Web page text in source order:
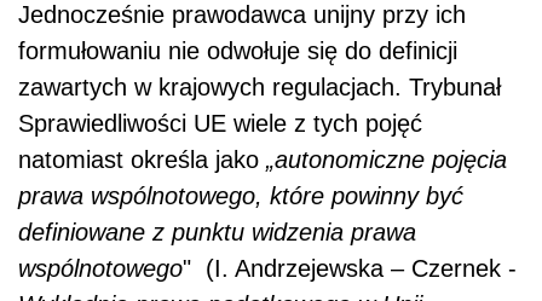
Jednocześnie prawodawca unijny przy ich
formułowaniu nie odwołuje się do definicji
zawartych w krajowych regulacjach. Trybunał
Sprawiedliwości UE wiele z tych pojęć
natomiast określa jako „autonomiczne pojęcia
prawa wspólnotowego, które powinny być
definiowane z punktu widzenia prawa
wspólnotowego" (I. Andrzejewska – Czernek -